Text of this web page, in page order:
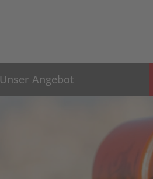
Unser Angebot